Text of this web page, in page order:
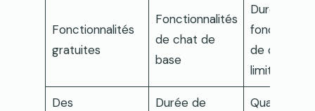
Fonctionnalités
gratuites
Fonctionnalités
de chat de
base
Durée et
de
limitées
Des
Durée de
Qualité